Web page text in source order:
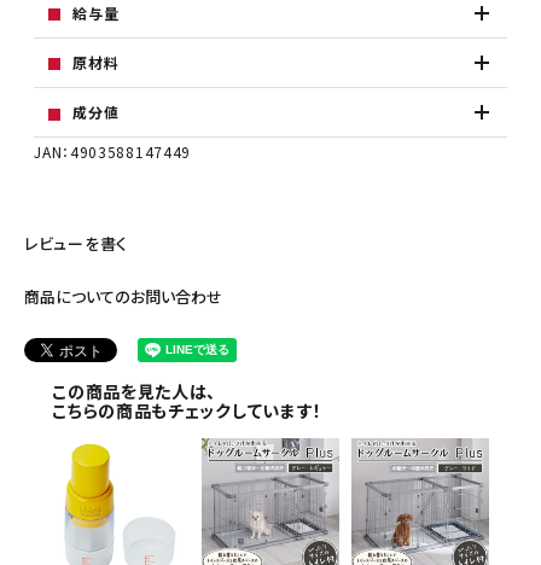
給与量
原材料
成分値
JAN：4903588147449
レビューを書く
商品についてのお問い合わせ
この商品を見た人は、
こちらの商品もチェックしています！